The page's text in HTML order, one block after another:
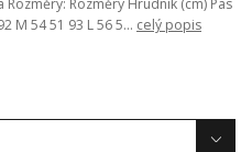
Rozměry Hrudník (cm) Pas
M 54 51 93 L 56 5... celý popis